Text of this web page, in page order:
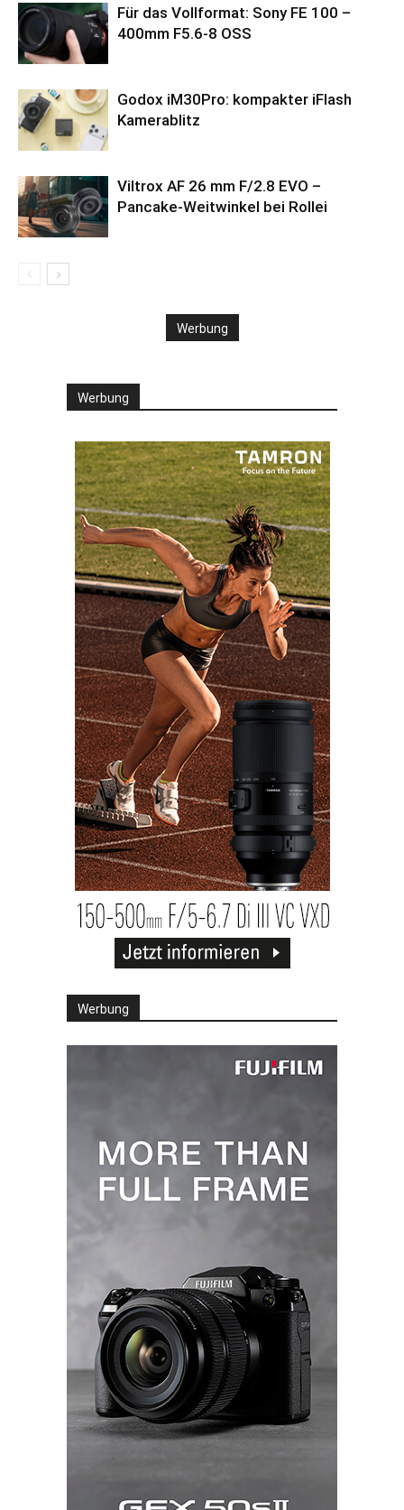
Für das Vollformat: Sony FE 100 –
400mm F5.6-8 OSS
Godox iM30Pro: kompakter iFlash
Kamerablitz
Viltrox AF 26 mm F/2.8 EVO –
Pancake-Weitwinkel bei Rollei
Werbung
Werbung
Werbung